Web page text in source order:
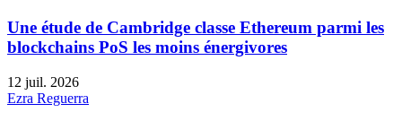
Une étude de Cambridge classe Ethereum parmi les
blockchains PoS les moins énergivores
12 juil. 2026
Ezra Reguerra